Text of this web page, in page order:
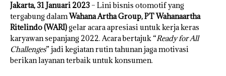
Jakarta, 31 Januari 2023 – Lini bisnis otomotif yang
tergabung dalamWahana Artha Group, PT Wahanaartha
Ritelindo (WARI)gelar acara apresiasi untuk kerja keras
karyawan sepanjang 2022. Acara bertajuk “Ready for All
Challenges” jadi kegiatan rutin tahunan jaga motivasi
berikan layanan terbaik untuk konsumen.